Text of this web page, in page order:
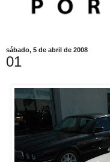
sábado, 5 de abril de 2008
01